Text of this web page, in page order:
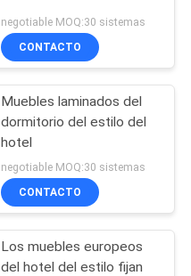
negotiable MOQ:30 sistemas
CONTACTO
Muebles laminados del
dormitorio del estilo del
hotel
negotiable MOQ:30 sistemas
CONTACTO
Los muebles europeos
del hotel del estilo fijan